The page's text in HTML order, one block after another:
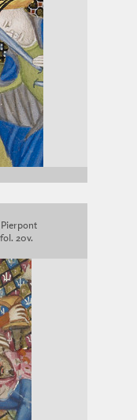
20v.